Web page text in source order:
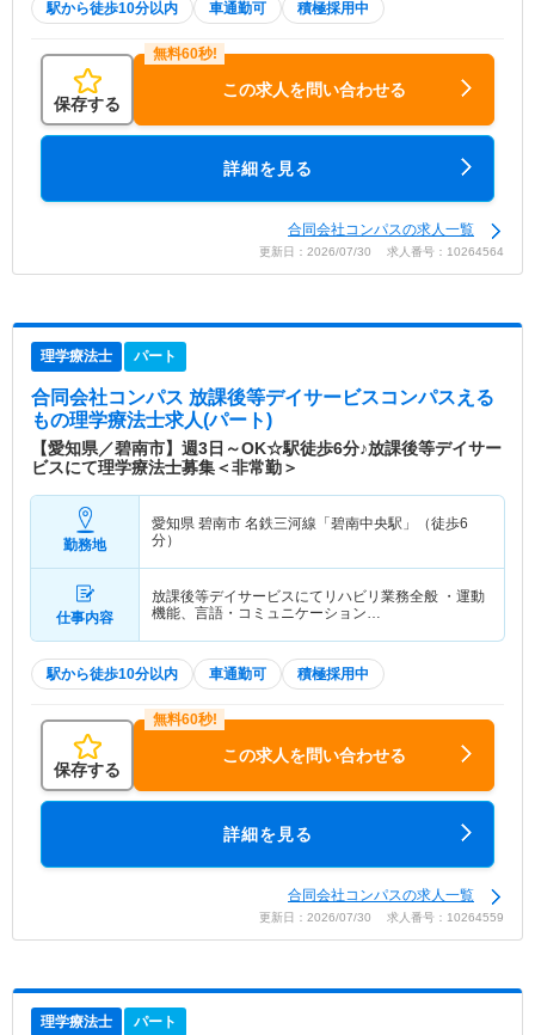
駅から徒歩10分以内 車通勤可 積極採用中
保存する
この求人を問い合わせる
詳細を見る
合同会社コンパスの求人一覧
更新日：2026/07/30 求人番号：10264564
理学療法士 パート
合同会社コンパス 放課後等デイサービスコンパスえる
もの理学療法士求人(パート)
【愛知県／碧南市】週3日～OK☆駅徒歩6分♪放課後等デイサー
ビスにて理学療法士募集＜非常勤＞
勤務地
愛知県 碧南市 名鉄三河線「碧南中央駅」（徒歩6
分）
仕事内容
放課後等デイサービスにてリハビリ業務全般 ・運動
機能、言語・コミュニケーション…
駅から徒歩10分以内 車通勤可 積極採用中
保存する
この求人を問い合わせる
詳細を見る
合同会社コンパスの求人一覧
更新日：2026/07/30 求人番号：10264559
理学療法士 パート